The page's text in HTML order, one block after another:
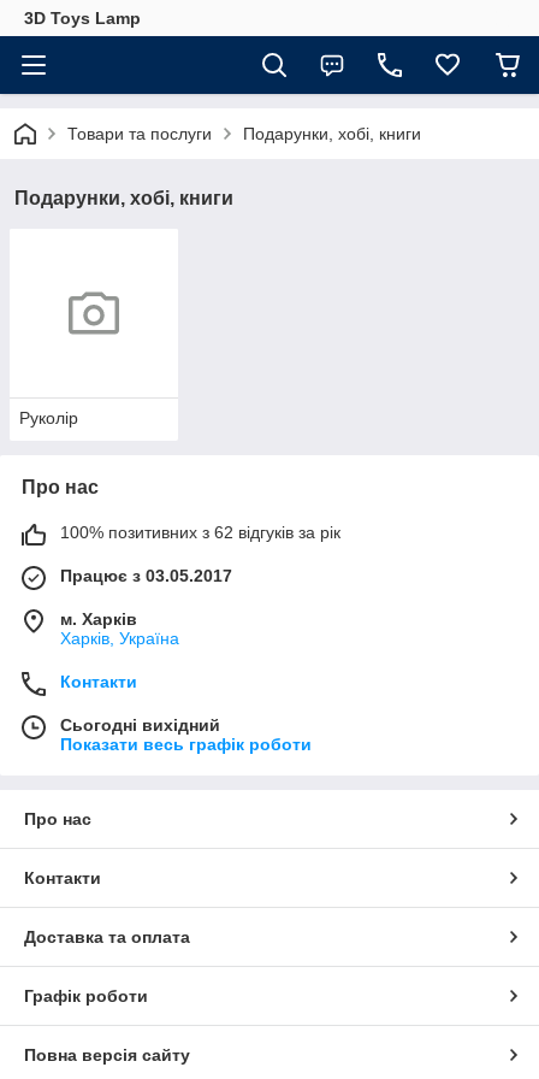
3D Toys Lamp
Товари та послуги Подарунки, хобі, книги
Подарунки, хобі, книги
Руколір
Про нас
100% позитивних з 62 відгуків за рік
Працює з 03.05.2017
м. Харків
Харків, Україна
Контакти
Сьогодні вихідний
Показати весь графік роботи
Про нас
Контакти
Доставка та оплата
Графік роботи
Повна версія сайту